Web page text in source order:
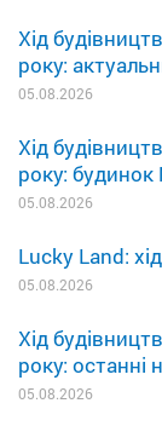
Хід
року:
05.08.2026
Хід
року:
05.08.2026
Lucky Land:
05.08.2026
Хід
року: останні
05.08.2026